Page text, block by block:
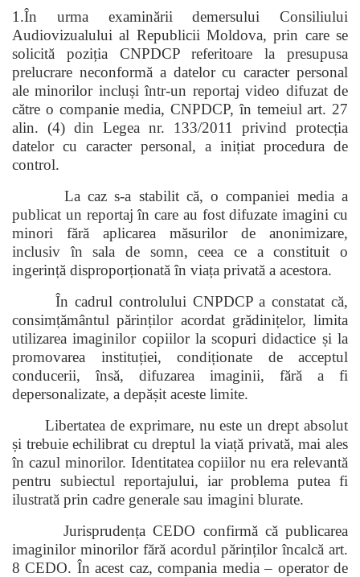
1.În urma examinării demersului Consiliului
Audiovizualului al Republicii Moldova, prin care se
solicită poziția CNPDCP referitoare la presupusa
prelucrare neconformă a datelor cu caracter personal
ale minorilor incluși într-un reportaj video difuzat de
către o companie media, CNPDCP, în temeiul art. 27
alin. (4) din Legea nr. 133/2011 privind protecția
datelor cu caracter personal, a inițiat procedura de
control.
La caz s-a stabilit că, o companiei media a
publicat un reportaj în care au fost difuzate imagini cu
minori fără aplicarea măsurilor de anonimizare,
inclusiv în sala de somn, ceea ce a constituit o
ingerință disproporționată în viața privată a acestora.
În cadrul controlului CNPDCP a constatat că,
consimțământul părinților acordat grădinițelor, limita
utilizarea imaginilor copiilor la scopuri didactice și la
promovarea instituției, condiționate de acceptul
conducerii, însă, difuzarea imaginii, fără a fi
depersonalizate, a depășit aceste limite.
Libertatea de exprimare, nu este un drept absolut
și trebuie echilibrat cu dreptul la viață privată, mai ales
în cazul minorilor. Identitatea copiilor nu era relevantă
pentru subiectul reportajului, iar problema putea fi
ilustrată prin cadre generale sau imagini blurate.
Jurisprudența CEDO confirmă că publicarea
imaginilor minorilor fără acordul părinților încalcă art.
8 CEDO. În acest caz, compania media – operator de